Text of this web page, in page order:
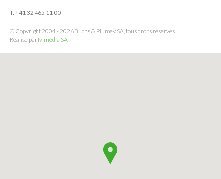
T. +41 32 465 11 00
© Copyright 2004 - 2026 Buchs & Plumey SA, tous droits réservés.
Réalisé par Ivimédia SA